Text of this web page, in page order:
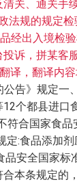
关、通关手
法规的规定检
经出入境检
诉，拼某客
译，翻译内
告》规定一
个都县进口
符合国家食品
定:食品添加剂
品安全国家标
本条规定的